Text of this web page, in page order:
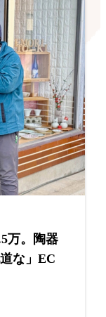
万。陶器
な」EC